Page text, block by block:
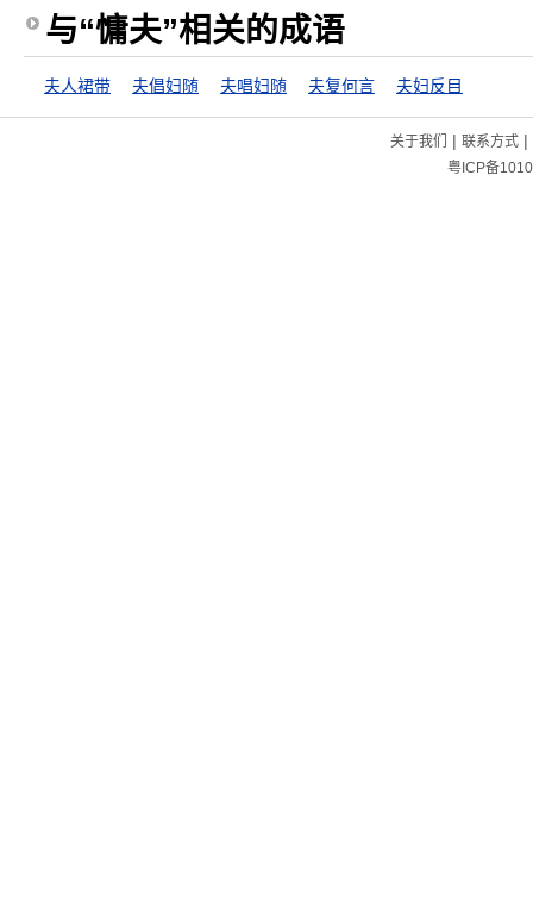
与“慵夫”相关的成语
夫人裙带 夫倡妇随 夫唱妇随 夫复何言 夫妇反目
关于我们 | 联系方式|
粤ICP备